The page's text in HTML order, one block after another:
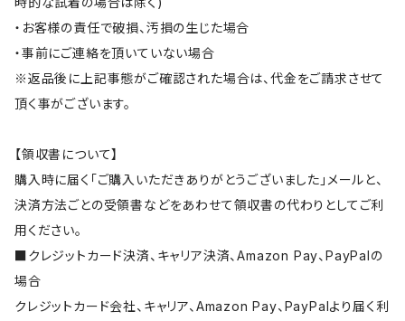
・お客様の責任で破損、汚損の生じた場合
・事前にご連絡を頂いていない場合
※返品後に上記事態がご確認された場合は、代金をご請求させて
頂く事がございます。
【領収書について】
購入時に届く「ご購入いただきありがとうございました」メールと、
決済方法ごとの受領書などをあわせて領収書の代わりとしてご利
用ください。
■クレジットカード決済、キャリア決済、Amazon Pay、PayPalの
場合
クレジットカード会社、キャリア、Amazon Pay、PayPalより届く利